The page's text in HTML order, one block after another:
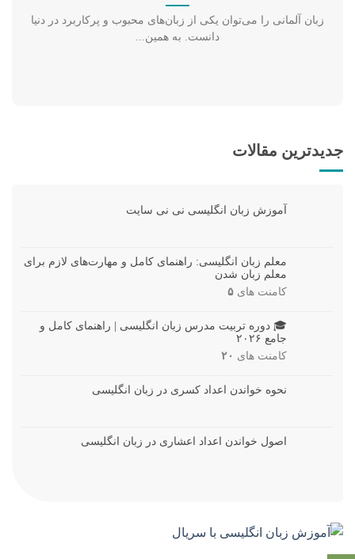
جدیدترین مقالات
آموزش زبان انگلیسی نی نی سایت
معلم زبان انگلیسی: راهنمای کامل و مهارت‌های لازم برای
معلم زبان شدن
کامنت های ۵
🎓 دوره تربیت مدرس زبان انگلیسی | راهنمای کامل و
جامع ۲۰۲۶
کامنت های ۲۰
نحوه خواندن اعداد کسری در زبان انگلیسی
اصول خواندن اعداد اعشاری در زبان انگلیسی
زبان آلمانی را می‌توان یکی از زبان‌های محبوب و پرکاربرد در دنیا
دانست. به همین...